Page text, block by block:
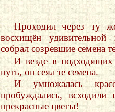
Проходил через ту
восхищён
собрал созревшие семена
И везде в подходящих
путь, он сеял те семена.
И умножалась
пробуждались, всходили
прекрасные цветы!